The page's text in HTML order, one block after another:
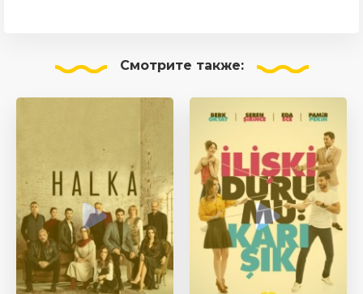
Смотрите также: